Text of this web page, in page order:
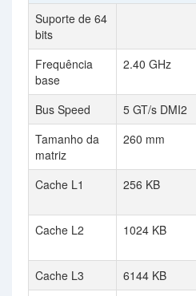
Suporte de 64
bits
Frequência
base
2.40 GHz
Bus Speed
5 GT/s DMI2
Tamanho da
matriz
260 mm
Cache L1 256 KB
Cache L2
1024 KB
Cache L3
6144 KB